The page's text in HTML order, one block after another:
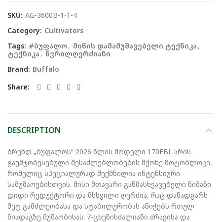
SKU: AG-3600B-1-1-4
Category: Cultivators
Tags: #ბუფალო , მიწის დამამუშავებელი ტექნიკა ,
ტექნიკა, წვრილღერძიანი
Brand: Buffalo
Share
DESCRIPTION
ბრენდ „ბუფალოს“ 2026 წლის მოდელი 170FBL არის
გაუმჯობესებული შესაძლებლობების მქონე მოტობლოკი,
რომელიც სპეციალურად შექმნილია ინტენსიური
სამუშაოებისთვის. მისი მთავარი განმასხვავებელი ნიშანი
დიდი რედუქტორი და მსხვილი ღერძია, რაც დანადგარს
მეტ გამძლეობასა და სტაბილურობას ანიჭებს რთულ
ნიადაგზე მუშაობისას. 7-ცხენისძალიანი ძრავისა და